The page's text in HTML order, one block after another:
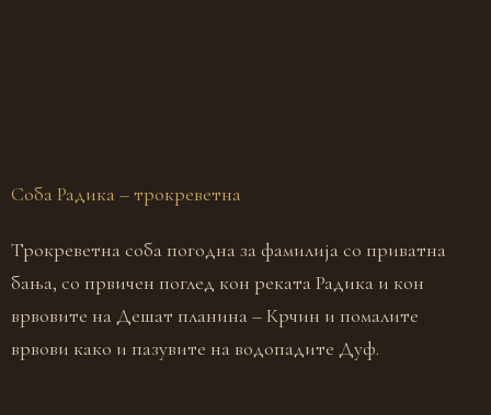
Соба Радика – трокреветна
Трокреветна соба погодна за фамилија со приватна
бања, со првичен поглед кон реката Радика и кон
врвовите на Дешат планина – Крчин и помалите
врвови како и пазувите на водопадите Дуф.